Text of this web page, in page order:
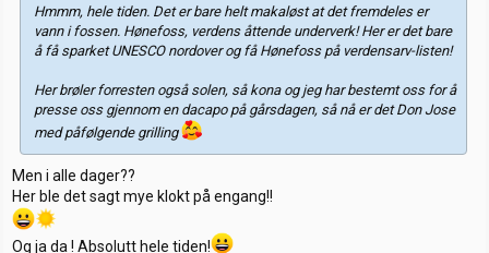
Hmmm, hele tiden. Det er bare helt makaløst at det fremdeles er
vann i fossen. Hønefoss, verdens åttende underverk! Her er det bare
å få sparket UNESCO nordover og få Hønefoss på verdensarv-listen!
Her brøler forresten også solen, så kona og jeg har bestemt oss for å
presse oss gjennom en dacapo på gårsdagen, så nå er det Don Jose
med påfølgende grilling
Men i alle dager??
Her ble det sagt mye klokt på engang!!
Og ja da ! Absolutt hele tiden!